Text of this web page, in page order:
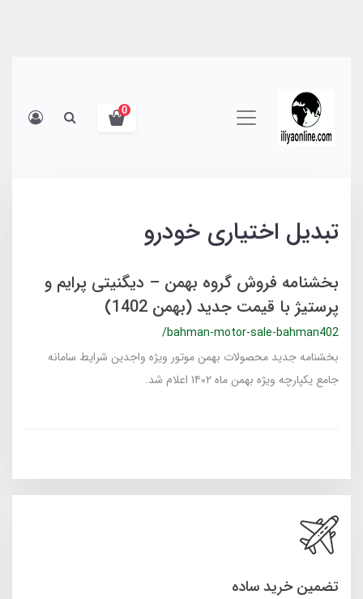
0
تبدیل اختیاری خودرو
بخشنامه فروش گروه بهمن – دیگنیتی پرایم و
پرستیژ با قیمت جدید (بهمن 1402)
/bahman-motor-sale-bahman402
بخشنامه جدید محصولات بهمن موتور ویژه واجدین شرایط سامانه
جامع یکپارچه ویژه بهمن ماه ۱۴۰۲ اعلام شد.
تضمین خرید ساده